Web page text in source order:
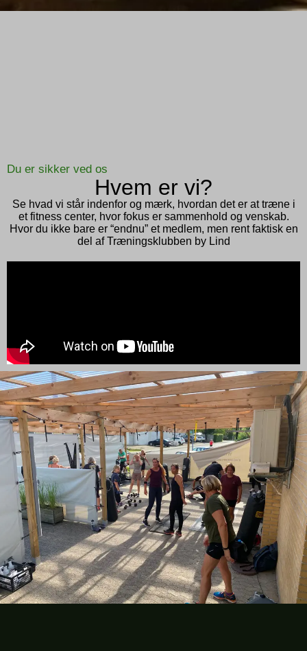
Du er sikker ved os
Hvem er vi?
Se hvad vi står indenfor og mærk, hvordan det er at træne i
et fitness center, hvor fokus er sammenhold og venskab.
Hvor du ikke bare er “endnu” et medlem, men rent faktisk en
del af Træningsklubben by Lind